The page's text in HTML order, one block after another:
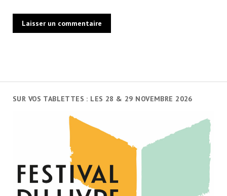
SUR VOS TABLETTES : LES 28 & 29 NOVEMBRE 2026